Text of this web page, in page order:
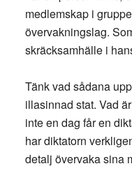
medlemskap i
övervakningslag.
skräcksamhälle i
Tänk vad sådana
illasinnad stat. Vad
inte en dag får en
har diktatorn
detalj övervaka sina